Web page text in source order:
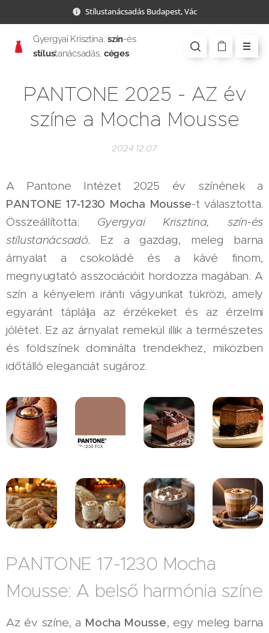
Stílustanácsadás Budapest, Vác
Gyergyai Krisztina, szín-és
stílustanácsadás, céges
PANTONE 2025 - AZ év
színe a Mocha Mousse
2024.12.07
A Pantone Intézet 2025 év színének a
PANTONE 17-1230 Mocha Mousse-t választotta.
Összeállította: Gyergyai Krisztina, szín-és
stílustanácsadó. Ez a gazdag, meleg barna
árnyalat a csokoládé és a kávé finom,
megnyugtató asszociációit hordozza magában. A
szín a kényelem iránti vágyunkat tükrözi, amely
egyaránt táplálja az érzékeket és az érzelmi
jólétet. Ez az árnyalat remekül illik a természetes
és földszínek dominálta trendekhez, miközben
időtálló eleganciát sugároz.
PANTONE 17-1230 Mocha
Mousse: A belső harmónia színe
Az év színe, a Mocha Mousse, egy meleg barna